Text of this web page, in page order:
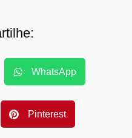
WhatsApp
Pinterest